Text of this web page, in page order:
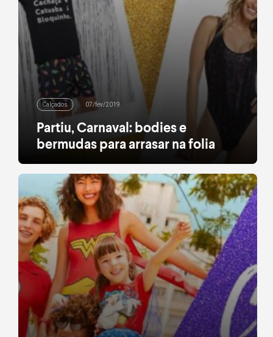
Calçados 07/fev/2019
Partiu, Carnaval: bodies e
bermudas para arrasar na folia
É sério que ainda não tem glitter espalhado por
todo o seu corpo? Por aqui, até nossa alma já brilha
só de pensar no Carnaval. Estamos em ritmo
acelerado de folia e já confirmamos presença
nossa presença nas festas, trios, bloquinhos e
qualquer agito carnavalesco disponível. Parar? Só
na quarta-feira. Por falar nela, temos looks […]
leia mais